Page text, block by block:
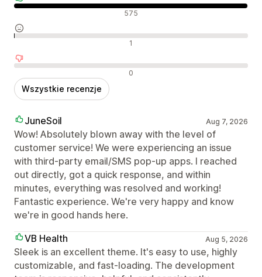
Pozytywne recenzje 575
Neutralne recenzje 1
Negatywne recenzje 0
Wszystkie recenzje
JuneSoil Aug 7, 2026
Wow! Absolutely blown away with the level of
customer service! We were experiencing an issue
with third-party email/SMS pop-up apps. I reached
out directly, got a quick response, and within
minutes, everything was resolved and working!
Fantastic experience. We're very happy and know
we're in good hands here.
VB Health
Aug 5, 2026
Sleek is an excellent theme. It's easy to use, highly
customizable, and fast-loading. The development